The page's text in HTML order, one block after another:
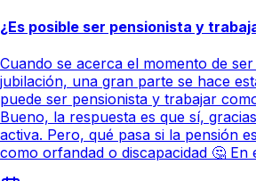
¿Es posible ser pensionista y
Cuando se acerca el momento de
jubilación, una gran parte se hace
puede ser pensionista y trabajar
Bueno, la respuesta es que sí,
activa. Pero, qué pasa si la pensión
como orfandad o discapacidad 🤔